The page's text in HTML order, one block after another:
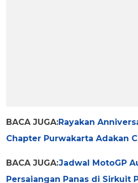
BACA JUGA:Rayakan
Chapter Purwakarta Adakan
BACA JUGA:Jadwal MotoGP
Persaiangan Panas di Sirkuit